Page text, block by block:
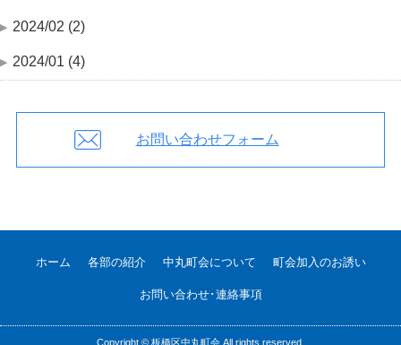
2024/02 (2)
2024/01 (4)
お問い合わせフォーム
ホーム 各部の紹介 中丸町会について 町会加入のお誘い
お問い合わせ･連絡事項
Copyright © 板橋区中丸町会 All rights reserved.